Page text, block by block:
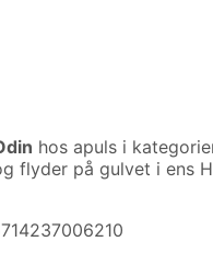
hos apuls i
flyder på gulvet i ens